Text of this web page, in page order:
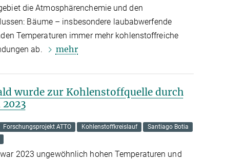
die Atmosphärenchemie und den
Bäume – insbesondere laubabwerfende
Temperaturen immer mehr kohlenstoffreiche
ab.
mehr
wurde zur Kohlenstoffquelle durch
Forschungsprojekt ATTO Kohlenstoffkreislauf
Santiago Botia
2023 ungewöhnlich hohen Temperaturen und